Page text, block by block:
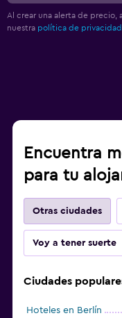
Al crear una alerta de precio,
nuestra política de privacidad.
Encuentra
para tu
Otras ciudades
Voy a tener suerte
Ciudades
Hoteles en Berlín